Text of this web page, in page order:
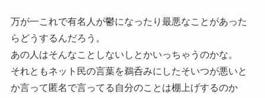
万が一これで有名人が鬱になったり最悪なことがあった
らどうするんだろう。
あの人はそんなことしないしとかいっちゃうのかな。
それともネット民の言葉を鵜呑みにしたそいつが悪いと
か言って匿名で言ってる自分のことは棚上げするのか